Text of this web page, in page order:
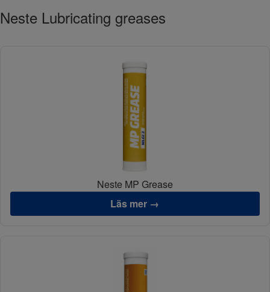
Neste Lubricating greases
Neste MP Grease
Läs mer →